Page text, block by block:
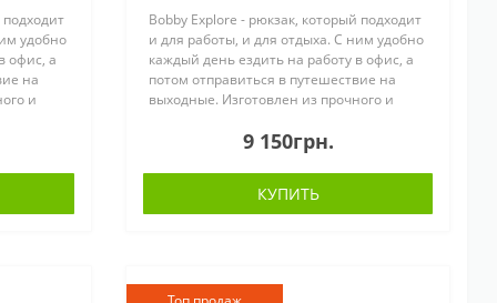
удобно
офис, а
на
и
Bobby Explore - рюкзак, который подходит
и для работы, и для отдыха. С ним удобно
каждый день ездить на работу в офис, а
потом отправиться в путешествие на
выходные. Изготовлен из прочного и
воздействиям материала. Ваши проф..
9 150грн.
КУПИТЬ